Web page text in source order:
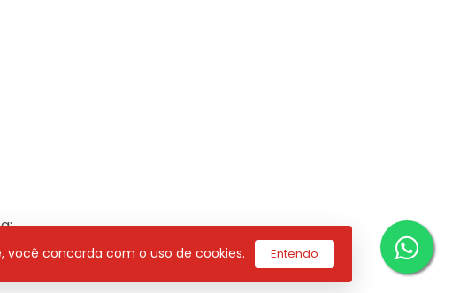
você concorda com o uso de cookies. Entendo